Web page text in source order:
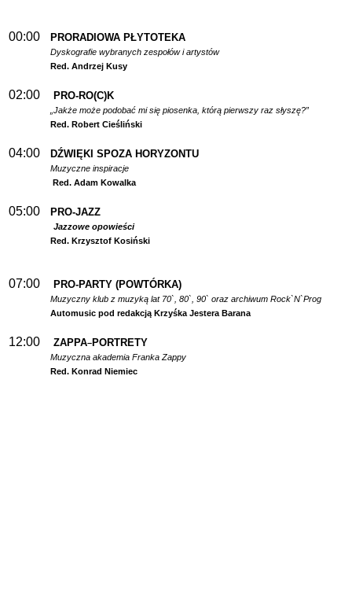
00:00 PRORADIOWA PŁYTOTEKA
Dyskografie wybranych zespołów i artystów
Red. Andrzej Kusy
02:00 PRO-RO(C)K
„Jakże może podobać mi się piosenka, którą pierwszy raz słyszę?”
Red. Robert Cieśliński
04:00 DŹWIĘKI SPOZA HORYZONTU
Muzyczne inspiracje
Red. Adam Kowalka
05:00 PRO-JAZZ
Jazzowe opowieści
Red. Krzysztof Kosiński
07:00 PRO-PARTY (POWTÓRKA)
Muzyczny klub z muzyką lat 70`, 80`, 90` oraz archiwum Rock`N`Prog
Automusic pod redakcją Krzyśka Jestera Barana
12:00 ZAPPA–PORTRETY
Muzyczna akademia Franka Zappy
Red. Konrad Niemiec